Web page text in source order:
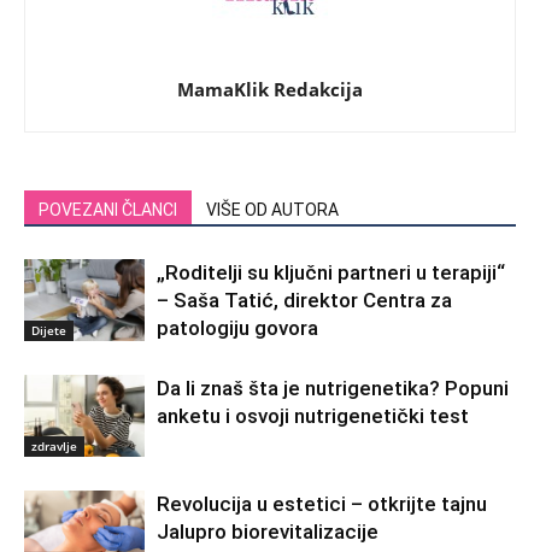
MamaKlik Redakcija
POVEZANI ČLANCI VIŠE OD AUTORA
Dijete
„Roditelji su ključni partneri u terapiji“
– Saša Tatić, direktor Centra za
patologiju govora
zdravlje
Da li znaš šta je nutrigenetika? Popuni
anketu i osvoji nutrigenetički test
Revolucija u estetici – otkrijte tajnu
Jalupro biorevitalizacije